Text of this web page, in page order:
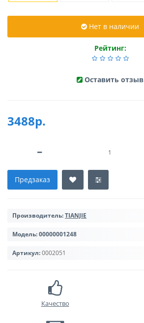
Нет в наличии
Рейтинг:
Оставить отзыв
3488р.
Предзаказ
Производитель:TIANJIE
Модель:00000001248
Артикул:0002051
Качество